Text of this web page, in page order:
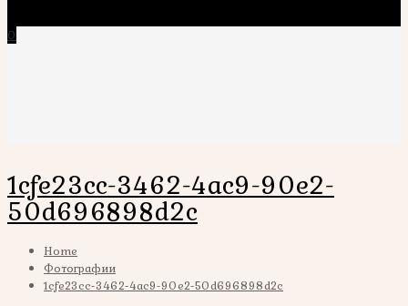
0
1cfe23cc-3462-4ac9-90e2-
50d696898d2c
Home
Фотографии
1cfe23cc-3462-4ac9-90e2-50d696898d2c